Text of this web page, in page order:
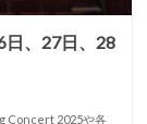
日、27日、28
Concert 2025や各